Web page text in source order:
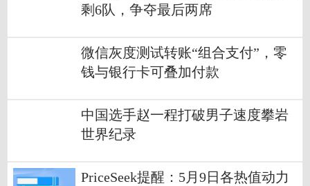
剩6队，争夺最后两席
微信灰度测试转账“组合支付”，零
钱与银行卡可叠加付款
中国选手赵一程打破男子速度攀岩
世界纪录
PriceSeek提醒：5月9日各热值动力